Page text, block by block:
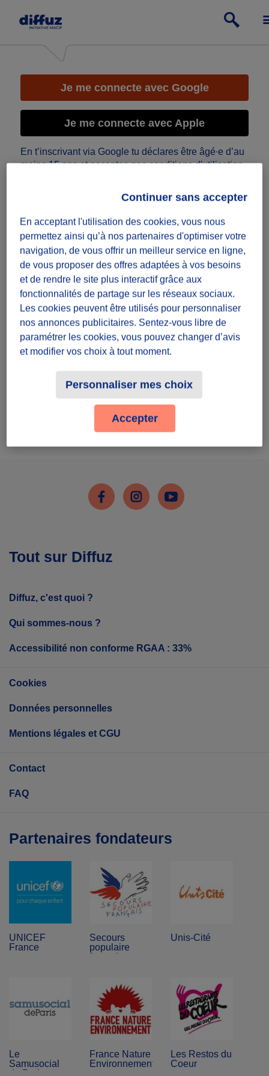
Je me connecte avec Google
Je me connecte avec Apple
En t’inscrivant via Google tu déclares être âgé∙e d’au
moins 15 ans et acceptes nosconditions d'utilisation.
Email
Mot de passe
Rester connecté
Connecte-toi
Tu n'as pas de compte Diffuz ?
Inscris-toi
FacebookInstagramYoutube
Tout sur Diffuz
Diffuz, c'est quoi ?
Qui sommes-nous ?
Accessibilité non conforme RGAA : 33%
Cookies
Données personnelles
Mentions légales et CGU
Contact
FAQ
Partenaires fondateurs
UNICEF
France
Secours
populaire
français
Unis-Cité
Le
Samusocial
de Paris
France Nature
Environnement
Les Restos du
Coeur
En acceptant l'utilisation des cookies, vous nous
permettez ainsi qu’à nos partenaires d'optimiser votre
navigation, de vous offrir un meilleur service en ligne,
de vous proposer des offres adaptées à vos besoins
et de rendre le site plus interactif grâce aux
fonctionnalités de partage sur les réseaux sociaux.
Les cookies peuvent être utilisés pour personnaliser
nos annonces publicitaires. Sentez-vous libre de
paramétrer les cookies, vous pouvez changer d’avis
et modifier vos choix à tout moment.
Personnaliser mes choix
Continuer sans accepter
Accepter